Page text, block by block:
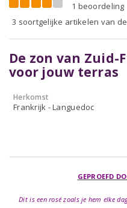
1 beoordeling
3 soortgelijke artikelen van
De zon van
voor jouw terras
Herkomst
Frankrijk - Languedoc
GEPROEFD
Dit is een rosé zoals je hem elke